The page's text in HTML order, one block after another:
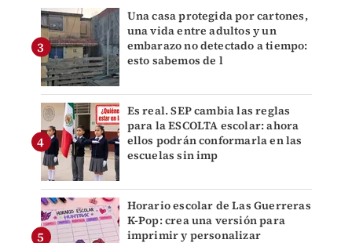
Una casa protegida por cartones,
una vida entre adultos y un
embarazo no detectado a tiempo:
esto sabemos de l
Es real. SEP cambia las reglas
para la ESCOLTA escolar: ahora
ellos podrán conformarla en las
escuelas sin imp
Horario escolar de Las Guerreras
K-Pop: crea una versión para
imprimir y personalizar